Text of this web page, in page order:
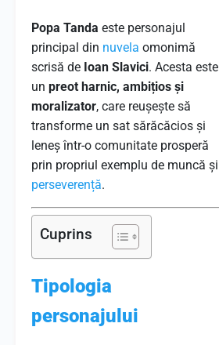
Popa Tanda este personajul
principal din nuvela omonimă
scrisă de Ioan Slavici. Acesta este
un preot harnic, ambițios și
moralizator, care reușește să
transforme un sat sărăcăcios și
leneș într-o comunitate prosperă
prin propriul exemplu de muncă și
perseverență.
Cuprins
Tipologia
personajului